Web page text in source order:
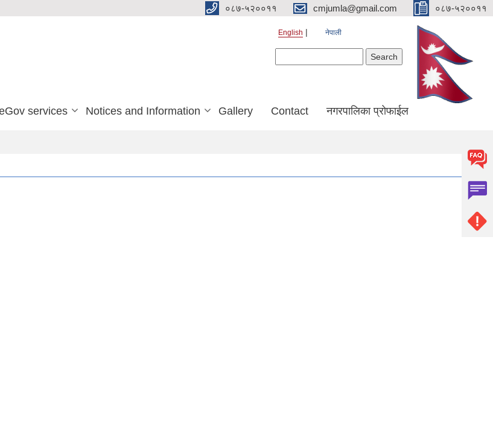
०८७-५२००११ cmjumla@gmail.com ०८७-५२००११
English नेपाली
services Notices and Information Gallery Contact नगरपालिका प्रोफाईल